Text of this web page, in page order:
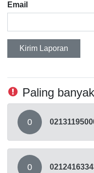
Email
Kirim Laporan
Paling
0
0